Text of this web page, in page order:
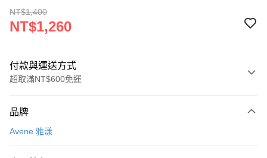
NT$1,400
NT$1,260
付款與運送方式
超取滿NT$600免運
信用卡一次付款
品牌
Avene 雅漾